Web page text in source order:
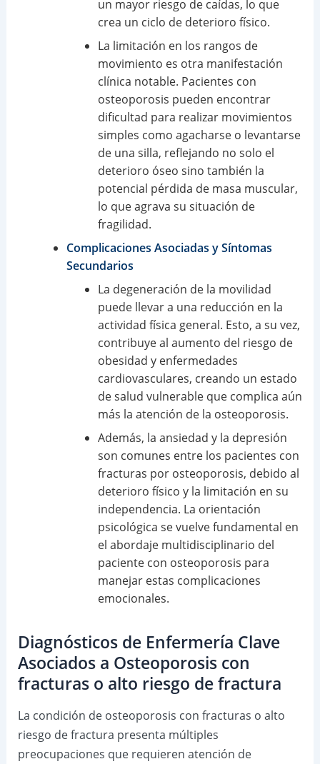
un mayor riesgo de caídas, lo que
crea un ciclo de deterioro físico.
La limitación en los rangos de
movimiento es otra manifestación
clínica notable. Pacientes con
osteoporosis pueden encontrar
dificultad para realizar movimientos
simples como agacharse o levantarse
de una silla, reflejando no solo el
deterioro óseo sino también la
potencial pérdida de masa muscular,
lo que agrava su situación de
fragilidad.
Complicaciones Asociadas y Síntomas
Secundarios
La degeneración de la movilidad
puede llevar a una reducción en la
actividad física general. Esto, a su vez,
contribuye al aumento del riesgo de
obesidad y enfermedades
cardiovasculares, creando un estado
de salud vulnerable que complica aún
más la atención de la osteoporosis.
Además, la ansiedad y la depresión
son comunes entre los pacientes con
fracturas por osteoporosis, debido al
deterioro físico y la limitación en su
independencia. La orientación
psicológica se vuelve fundamental en
el abordaje multidisciplinario del
paciente con osteoporosis para
manejar estas complicaciones
emocionales.
Diagnósticos de Enfermería Clave
Asociados a Osteoporosis con
fracturas o alto riesgo de fractura
La condición de osteoporosis con fracturas o alto
riesgo de fractura presenta múltiples
preocupaciones que requieren atención de